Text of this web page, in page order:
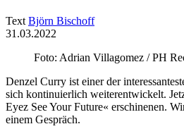
Text Björn Bischoff
31.03.2022
Foto: Adrian Villagomez / PH
Denzel Curry ist einer der
sich kontinuierlich weiterentwickelt.
Eyez See Your Future« erschinenen.
einem Gespräch.